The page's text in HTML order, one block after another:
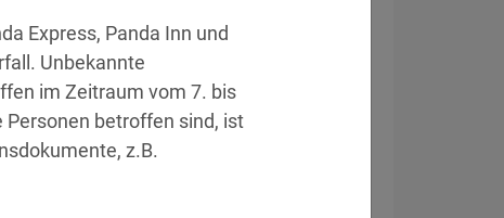
Express, Panda Inn und
Unbekannte
im Zeitraum vom 7. bis
betroffen sind, ist
z.B.